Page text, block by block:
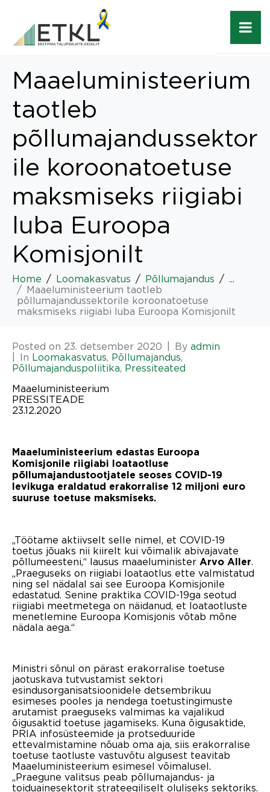
Maaeluministeerium
taotleb
põllumajandussektor
ile koroonatoetuse
maksmiseks riigiabi
luba Euroopa
Komisjonilt
Home Loomakasvatus Põllumajandus
...
Maaeluministeerium taotleb
põllumajandussektorile koroonatoetuse
maksmiseks riigiabi luba Euroopa Komisjonilt
Posted on 23. detsember 2020 By admin
In Loomakasvatus, Põllumajandus,
Põllumajanduspoliitika, Pressiteated
Maaeluministeerium
PRESSITEADE
23.12.2020
Maaeluministeerium edastas Euroopa
Komisjonile riigiabi loataotluse
põllumajandustootjatele seoses COVID-19
levikuga eraldatud erakorralise 12 miljoni euro
suuruse toetuse maksmiseks.
„Töötame aktiivselt selle nimel, et COVID-19
toetus jõuaks nii kiirelt kui võimalik abivajavate
põllumeesteni,“ lausus maaeluminister Arvo Aller.
„Praeguseks on riigiabi loataotlus ette valmistatud
ning sel nädalal sai see Euroopa Komisjonile
edastatud. Senine praktika COVID-19ga seotud
riigiabi meetmetega on näidanud, et loataotluste
menetlemine Euroopa Komisjonis võtab mõne
nädala aega.“
Ministri sõnul on pärast erakorralise toetuse
jaotuskava tutvustamist sektori
esindusorganisatsioonidele detsembrikuu
esimeses pooles ja nendega toetustingimuste
arutamist praeguseks valmimas ka vajalikud
õigusaktid toetuse jagamiseks. Kuna õigusaktide,
PRIA infosüsteemide ja protseduuride
ettevalmistamine nõuab oma aja, siis erakorralise
toetuse taotluste vastuvõtu algusest teavitab
Maaeluministeerium esimesel võimalusel.
„Praegune valitsus peab põllumajandus- ja
toiduainesektorit strateegiliselt oluliseks sektoriks.